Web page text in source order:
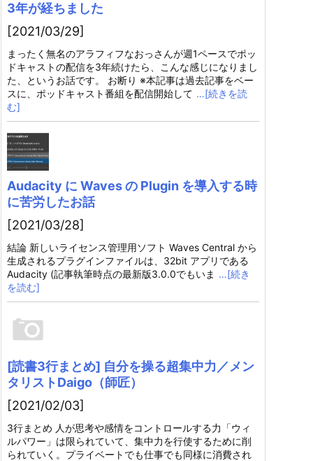
3年が経ちました
[2021/03/29]
まったく無名のアラフィフなおっさんが週1ペースでポッ
ドキャストの配信を3年続けたら、こんな感じになりまし
た、というお話です。 お断り ※本記事は過去記事をベー
スに、ポッドキャスト番組を配信開始して …[続きを読
む]
Audacity に Waves の Plugin を導入する時
に苦労したお話
[2021/03/28]
結論 新しいライセンス管理用ソフト Waves Central から
生成されるプラグインファイルは、32bit アプリである
Audacity (記事執筆時点の最新版3.0.0でもいま …[続き
を読む]
[読書3行まとめ] 自分を操る超集中力／メン
タリストDaigo（師匠）
[2021/02/03]
3行まとめ 人が思考や感情をコントロールする力「ウィ
ルパワー」は限られていて、集中力を行使するために削
られていく。プライベートでも仕事でも同様に消費され